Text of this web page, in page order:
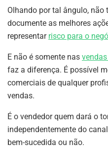
Olhando por tal ângulo, não
documente as melhores
representar risco para o
E não é somente nas
faz a diferença. É possível
comerciais de qualquer
vendas.
É o vendedor quem dará o
independentemente do
bem-sucedida ou não.